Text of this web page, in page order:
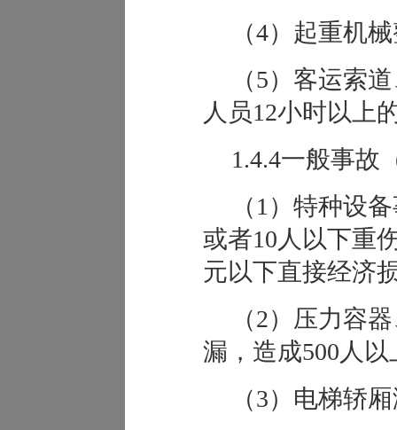
（4）起重机
（5）客运索
人员12小时以上
1.4.4一般事故
（1）特种设
或者10人以下重
元以下直接经济
（2）压力容
漏，造成500人
（3）电梯轿